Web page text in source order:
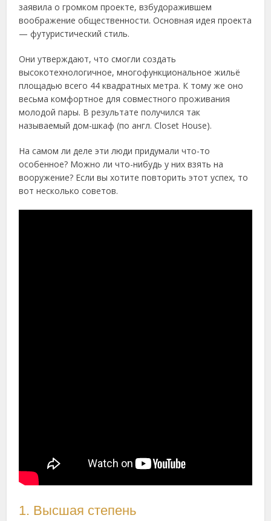
заявила о громком проекте, взбудоражившем
воображение общественности. Основная идея проекта
— футуристический стиль.
Они утверждают, что смогли создать
высокотехнологичное, многофункциональное жильё
площадью всего 44 квадратных метра. К тому же оно
весьма комфортное для совместного проживания
молодой пары. В результате получился так
называемый дом-шкаф (по англ. Closet House).
На самом ли деле эти люди придумали что-то
особенное? Можно ли что-нибудь у них взять на
вооружение? Если вы хотите повторить этот успех, то
вот несколько советов.
1. Высшая степень